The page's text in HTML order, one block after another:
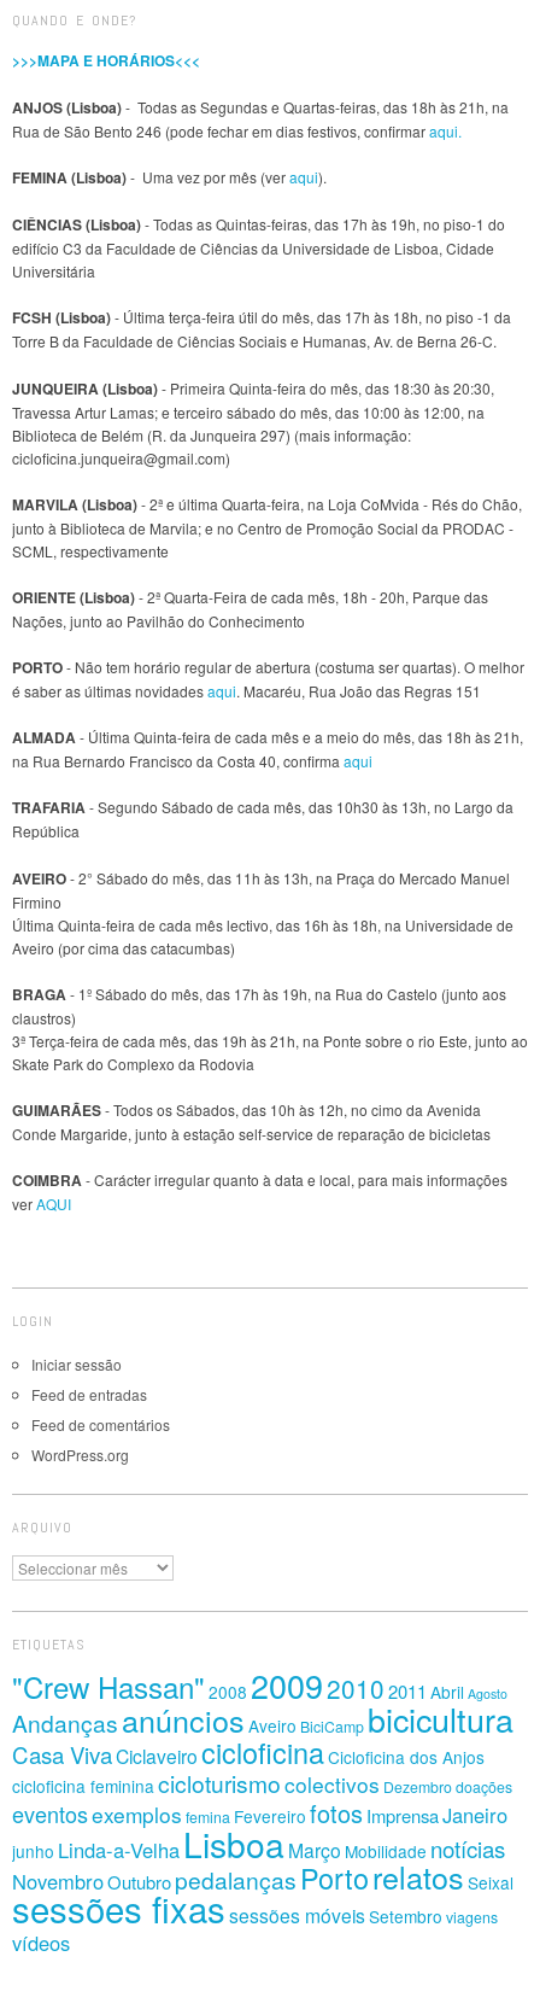
QUANDO E ONDE?
>>>MAPA E HORÁRIOS<<<
ANJOS (Lisboa)- Todas as Segundas e Quartas-feiras, das 18h às 21h, na
Rua de São Bento 246 (pode fechar em dias festivos, confirmaraqui.
FEMINA (Lisboa)- Uma vez por mês (veraqui).
CIÊNCIAS (Lisboa)- Todas as Quintas-feiras, das 17h às 19h, no piso-1 do
edifício C3 da Faculdade de Ciências da Universidade de Lisboa, Cidade
Universitária
FCSH (Lisboa)- Última terça-feira útil do mês, das 17h às 18h, no piso -1 da
Torre B da Faculdade de Ciências Sociais e Humanas, Av. de Berna 26-C.
JUNQUEIRA (Lisboa)- Primeira Quinta-feira do mês, das 18:30 às 20:30,
Travessa Artur Lamas; e terceiro sábado do mês, das 10:00 às 12:00, na
Biblioteca de Belém (R. da Junqueira 297) (mais informação:
cicloficina.junqueira@gmail.com)
MARVILA (Lisboa)- 2ª e última Quarta-feira, na Loja CoMvida - Rés do Chão,
junto à Biblioteca de Marvila; e no Centro de Promoção Social da PRODAC -
SCML, respectivamente
ORIENTE (Lisboa)- 2ª Quarta-Feira de cada mês, 18h - 20h, Parque das
Nações, junto ao Pavilhão do Conhecimento
PORTO- Não tem horário regular de abertura (costuma ser quartas). O melhor
é saber as últimas novidadesaqui. Macaréu, Rua João das Regras 151
ALMADA- Última Quinta-feira de cada mês e a meio do mês, das 18h às 21h,
na Rua Bernardo Francisco da Costa 40, confirma aqui
TRAFARIA- Segundo Sábado de cada mês, das 10h30 às 13h, no Largo da
República
AVEIRO- 2° Sábado do mês, das 11h às 13h, na Praça do Mercado Manuel
Firmino
Última Quinta-feira de cada mês lectivo, das 16h às 18h, na Universidade de
Aveiro (por cima das catacumbas)
BRAGA- 1º Sábado do mês, das 17h às 19h, na Rua do Castelo (junto aos
claustros)
3ª Terça-feira de cada mês, das 19h às 21h, na Ponte sobre o rio Este, junto ao
Skate Park do Complexo da Rodovia
GUIMARÃES- Todos os Sábados, das 10h às 12h, no cimo da Avenida
Conde Margaride, junto à estação self-service de reparação de bicicletas
COIMBRA- Carácter irregular quanto à data e local, para mais informações
verAQUI
LOGIN
Iniciar sessão
Feed de entradas
Feed de comentários
WordPress.org
ARQUIVO
Arquivo
ETIQUETAS
"Crew Hassan" 2008 200920102011 Abril Agosto
Andançasanúncios Aveiro BiciCamp bicicultura
Casa VivaCiclaveirocicloficinaCicloficina dos Anjos
cicloficina femininacicloturismocolectivos Dezembrodoações
eventosexemplos femina Fevereiro fotos ImprensaJaneiro
junho Linda-a-Velha LisboaMarço Mobilidade notícias
NovembroOutubropedalanças Portorelatos Seixal
sessões fixassessões móveisSetembro viagens
vídeos